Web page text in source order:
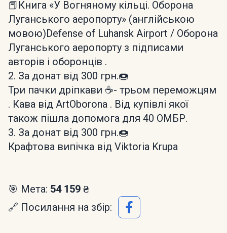
📕Книга «У Вогняному кільці. Оборона
Луганського аеропорту» (англійською
мовою)Defense of Luhansk Airport / Оборона
Луганського аеропорту з підписами
авторів і оборонців .
2. За донат від 300 грн.🍩
Три пачки дріпкави ☕️- трьом переможцям
. Кава від ArtOborona . Від купівлі якої
також пішла допомога для 40 ОМБР.
3. За донат від 300 грн.🍩
Крафтова випічка від Viktoria Krupa
🎯 Мета: 54 159 ₴
🔗 Посилання на збір: